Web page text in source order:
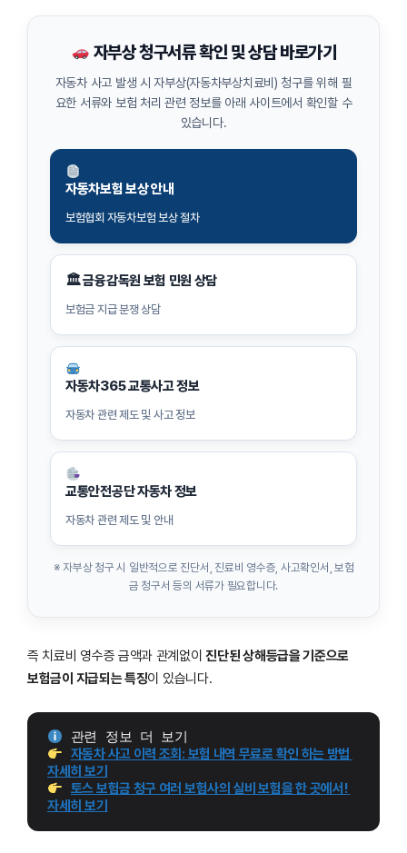
자부상 청구서류 확인 및 상담 바로가기
자동차 사고 발생 시 자부상(자동차부상치료비) 청구를 위해 필
요한 서류와 보험 처리 관련 정보를 아래 사이트에서 확인할 수
있습니다.
자동차보험 보상 안내
보험협회 자동차보험 보상 절차
🏛 금융감독원 보험 민원 상담
보험금 지급 분쟁 상담
자동차365 교통사고 정보
자동차 관련 제도 및 사고 정보
교통안전공단 자동차 정보
자동차 관련 제도 및 안내
※ 자부상 청구 시 일반적으로 진단서, 진료비 영수증, 사고확인서, 보험
금 청구서 등의 서류가 필요합니다.
즉 치료비 영수증 금액과 관계없이진단된 상해등급을 기준으로
보험금이 지급되는 특징이 있습니다.
관련 정보 더 보기
자동차 사고 이력 조회: 보험 내역 무료로 확인 하는 방법
자세히 보기
토스 보험금 청구 여러 보험사의 실비 보험을 한 곳에서!
자세히 보기